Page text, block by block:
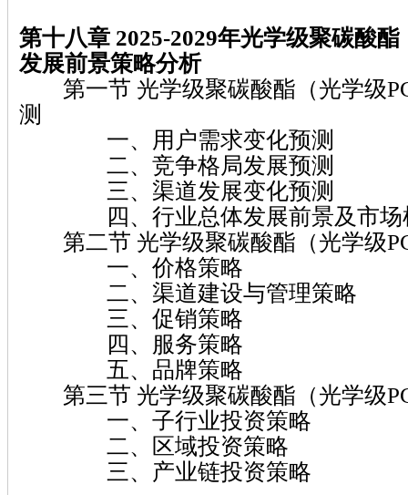
第十八章 2025-2029年光学级聚碳酸酯
发展前景策略分析
第一节 光学级聚碳酸酯（光学级
测
一、用户需求变化预测
二、竞争格局发展预测
三、渠道发展变化预测
四、行业总体发展前景及市场
第二节 光学级聚碳酸酯（光学级
一、价格策略
二、渠道建设与管理策略
三、促销策略
四、服务策略
五、品牌策略
第三节 光学级聚碳酸酯（光学级
一、子行业投资策略
二、区域投资策略
三、产业链投资策略